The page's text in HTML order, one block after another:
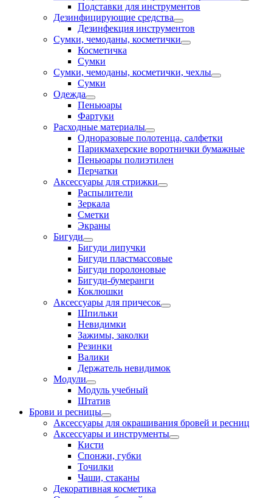
Подставки для инструментов
Дезинфицирующие средства
Дезинфекция инструментов
Сумки, чемоданы, косметички
Косметичка
Сумки
Сумки, чемоданы, косметички, чехлы
Сумки
Одежда
Пеньюары
Фартуки
Расходные материалы
Одноразовые полотенца, салфетки
Парикмахерские воротнички бумажные
Пеньюары полиэтилен
Перчатки
Аксессуары для стрижки
Распылители
Зеркала
Сметки
Экраны
Бигуди
Бигуди липучки
Бигуди пластмассовые
Бигуди поролоновые
Бигуди-бумеранги
Коклюшки
Аксессуары для причесок
Шпильки
Невидимки
Зажимы, заколки
Резинки
Валики
Держатель невидимок
Модули
Модуль учебный
Штатив
Брови и ресницы
Аксессуары для окрашивания бровей и ресниц
Аксессуары и инструменты
Кисти
Спонжи, губки
Точилки
Чаши, стаканы
Декоративная косметика